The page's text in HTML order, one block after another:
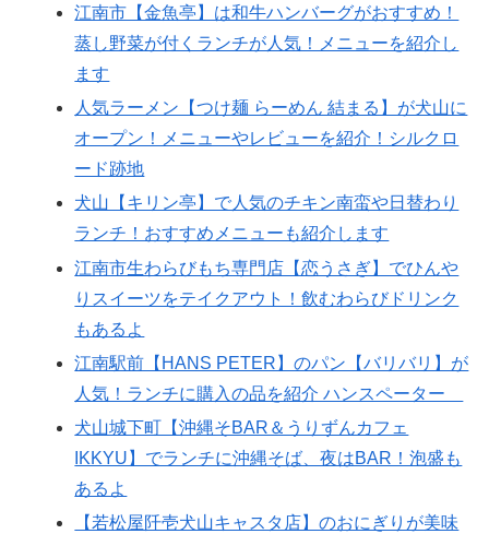
江南市【金魚亭】は和牛ハンバーグがおすすめ！
蒸し野菜が付くランチが人気！メニューを紹介し
ます
人気ラーメン【つけ麺 らーめん 結まる】が犬山に
オープン！メニューやレビューを紹介！シルクロ
ード跡地
犬山【キリン亭】で人気のチキン南蛮や日替わり
ランチ！おすすめメニューも紹介します
江南市生わらびもち専門店【恋うさぎ】でひんや
りスイーツをテイクアウト！飲むわらびドリンク
もあるよ
江南駅前【HANS PETER】のパン【バリバリ】が
人気！ランチに購入の品を紹介 ハンスペーター
犬山城下町【沖縄そBAR＆うりずんカフェ
IKKYU】でランチに沖縄そば、夜はBAR！泡盛も
あるよ
【若松屋阡壱犬山キャスタ店】のおにぎりが美味